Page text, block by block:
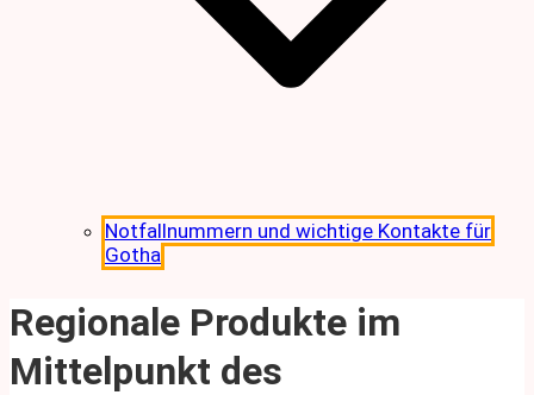
Notfallnummern und wichtige Kontakte für
Gotha
Regionale Produkte im
Mittelpunkt des